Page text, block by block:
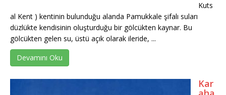
Kuts
al Kent ) kentinin bulunduğu alanda Pamukkale şifalı suları
düzlükte kendisinin oluşturduğu bir gölcükten kaynar. Bu
gölcükten gelen su, üstü açık olarak ileride, ...
Devamını Oku
Kar